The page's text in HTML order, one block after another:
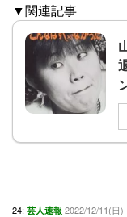
▼関連記事
24: 芸人速報 2022/12/11(日)